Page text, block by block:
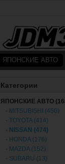
ЯПОНСКИЕ АВТО
Категории
ЯПОНСКИЕ АВТО
- MITSUBISHI (450)
- TOYOTA (414)
- NISSAN (474)
- HONDA (176)
- MAZDA (152)
- SUBARU (13)